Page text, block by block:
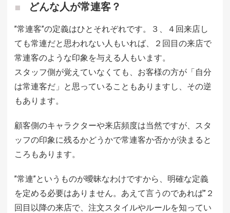
どんな人が常連客？
”常連客”の定義はひとそれぞれです。３、４回来店し
ても常連だと思われない人もいれば、２回目の来店で
常連客のような印象を与える人もいます。
スタッフ側が覚えていなくても、お客様の方が「自分
は常連客だ」と思っていることもありますし、その逆
もあります。
顧客側のキャラクターや来店頻度は当然ですが、スタ
ッフの印象に残るかどうかで常連客か否かが決まると
ころもあります。
”常連”というものが曖昧なわけですから、明確な定義
を定める必要はありません。あえて言うのであれば”２
回目以降の来店で、注文スタイルやルールを知ってい